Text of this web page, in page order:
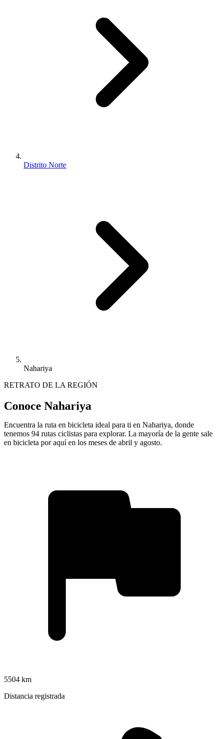
Distrito Norte
Nahariya
RETRATO DE LA REGIÓN
Conoce Nahariya
Encuentra la ruta en bicicleta ideal para ti en Nahariya, donde
tenemos 94 rutas ciclistas para explorar. La mayoría de la gente sale
en bicicleta por aquí en los meses de abril y agosto.
5504 km
Distancia registrada